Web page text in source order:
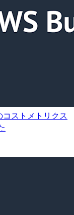
コストメトリクス